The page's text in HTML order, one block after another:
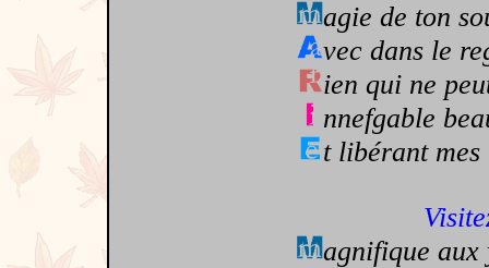
agie de ton
vec dans le
ien qui ne
nnefgable
t libérant
agnifique aux